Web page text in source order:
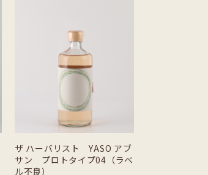
ザ ハーバリスト YASO アブ
サン プロトタイプ04（ラベ
ル不良）